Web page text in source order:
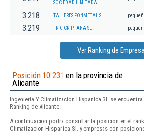
SOCIEDAD LIMITADA.
3.218 TALLERES FONMETAL SL
3.219 FRIO CRIPTANA SL
Ver Ranking de
Posición 10.231 en la provincia de
Alicante
Ingenieria Y Climatizacion Hispanica Sl. se
Ranking de Alicante.
A continuación podrá consultar la posición en el
Climatizacion Hispanica Sl. y empresas con